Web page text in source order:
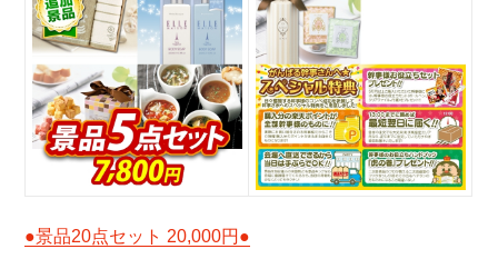
●景品20点セット 20,000円●